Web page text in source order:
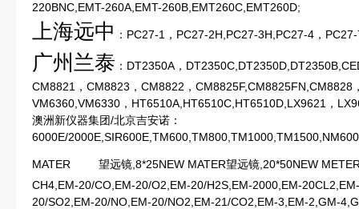
220BNC,EMT-260A,EMT-260B,EMT260C,EMT260D;
上海远中 ：PC27-1，PC27-2H,PC27-3H,PC27-4，
广州兰泰 ：DT2350A，
CM8821，CM8823，CM8822，CM8825F,CM8825FN,CM8828
VM6360,VM6330，HT6510A,HT6510C,HT6510D,LX9621，
澳洲新仪器集团/北京吉安诺：
6000E/
MATER
望远镜,8*25NEW MATER望远镜,20*50NEW
CH4,EM-20/CO,EM-20/O2,EM-20/H2S,EM-2000,EM-
20/SO2,EM-20/NO,EM-20/NO2,EM-21/CO2,EM-3,EM-2,GM-